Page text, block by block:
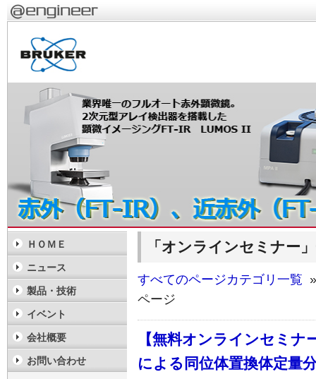
「オンラインセミナー
すべてのページカテゴリ一覧
ページ
【無料オンラインセミナ
による同位体置換体定量
ＨＯＭＥ
ニュース
製品・技術
イベント
会社概要
お問い合わせ